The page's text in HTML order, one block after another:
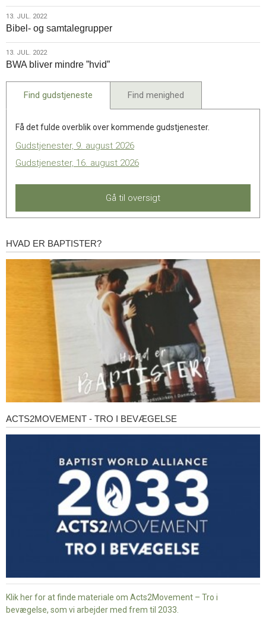
2022
13.
jul.
2022
13. JUL. 2022
Bibel- og samtalegrupper
13.
jul.
2022
13. JUL. 2022
BWA bliver mindre ”hvid”
Find gudstjeneste Find menighed
Få det fulde overblik over kommende gudstjenester.
Gudstjenester, 9. august 2026
Gudstjenester, 16. august 2026
Gå til oversigt
Hvad
HVAD ER BAPTISTER?
Acts2Movement
ACTS2MOVEMENT - TRO I BEVÆGELSE
Klik her for at finde materiale om Acts2Movement – Tro i
bevægelse, som vi arbejder med frem til 2033.